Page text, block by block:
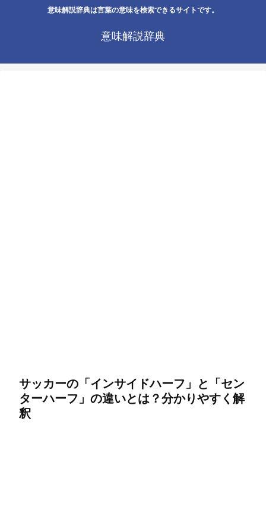
意味解説辞典は言葉の意味を検索できるサイトです。
意味解説辞典
サッカーの「インサイドハーフ」と「セン
ターハーフ」の違いとは？分かりやすく解
釈